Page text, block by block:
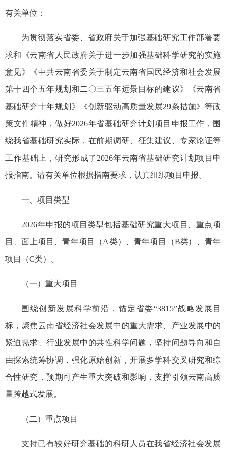
有关单位：
为贯彻落实省委、省政府关于加强基础研究工作部署要
求和《云南省人民政府关于进一步加强基础科学研究的实施
意见》《中共云南省委关于制定云南省国民经济和社会发展
第十四个五年规划和二〇三五年远景目标的建议》《云南省
基础研究十年规划》《创新驱动高质量发展29条措施》等政
策文件精神，做好2026年省基础研究计划项目申报工作，围
绕我省基础研究实际，在前期调研、征集建议、专家论证等
工作基础上，研究形成了2026年云南省基础研究计划项目申
报指南。请有关单位根据指南要求，认真组织项目申报。
一、项目类型
2026年申报的项目类型包括基础研究重大项目、重点项
目、面上项目、青年项目（A类）、青年项目（B类）、青年
项目（C类）。
（一）重大项目
围绕创新发展科学前沿，锚定省委“3815”战略发展目
标，聚焦云南省经济社会发展中的重大需求、产业发展中的
紧迫需求、行业发展中的共性科学问题，坚持问题导向和自
由探索统筹协调，强化原始创新，开展多学科交叉研究和综
合性研究，预期可产生重大突破和影响，支撑引领云南高质
量跨越式发展。
（二）重点项目
支持已有较好研究基础的科研人员在我省经济社会发展